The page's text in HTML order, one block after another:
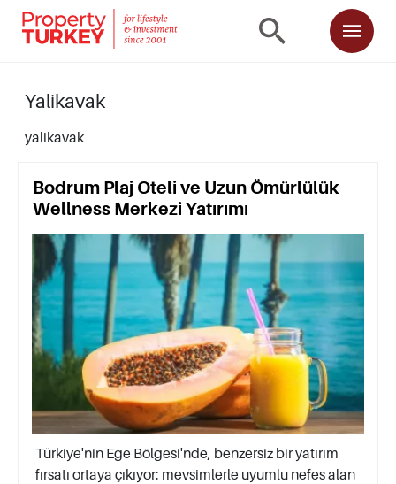
Yalikavak
yalikavak
Bodrum Plaj Oteli ve Uzun Ömürlülük
Wellness Merkezi Yatırımı
Türkiye'nin Ege Bölgesi'nde, benzersiz bir yatırım
fırsatı ortaya çıkıyor: mevsimlerle uyumlu nefes alan